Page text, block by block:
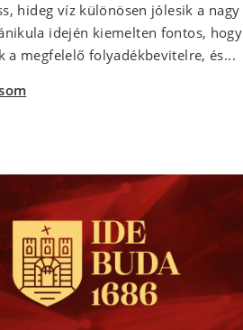
hideg víz különösen jólesik a nagy
idején kiemelten fontos, hogy
a megfelelő folyadékbevitelre, és...